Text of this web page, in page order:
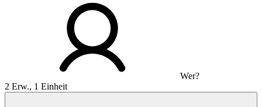
Wer?
2 Erw., 1 Einheit